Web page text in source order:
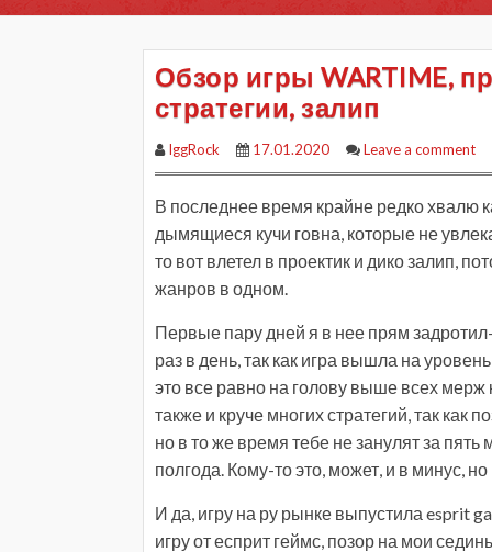
Обзор игры WARTIME,
стратегии, залип
IggRock 17.01.2020 Leave a comment
В последнее время крайне редко хвалю
дымящиеся кучи говна, которые не
то вот влетел в проектик и дико залип,
жанров в одном.
Первые пару дней я в нее прям
раз в день, так как игра вышла на
это все равно на голову выше всех мерж
также и круче многих стратегий, так как
но в то же время тебе не занулят за
полгода. Кому-то это, может, и в минус,
И да, игру на ру рынке выпустила esprit
игру от есприт геймс, позор на мои